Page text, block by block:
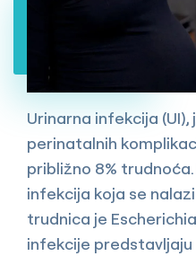
Urinarna infekcija
perinatalnih
približno 8%
infekcija koja se
trudnica je
infekcije